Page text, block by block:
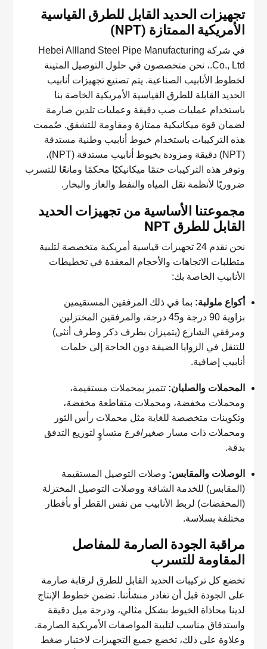
تجهيزات الحديد القابل للطرق القياسية
الأمريكية الممتازة (NPT)
في شركة Hebei Allland Steel Pipe Manufacturing
Co., Ltd.، نحن متخصصون في حلول التوصيل المتينة
لخطوط الأنابيب الصناعية. يتم تصنيع تجهيزات أنابيب
الحديد القابلة للطرق القياسية الأمريكية الخاصة بنا
باستخدام عمليات صب دقيقة وعمليات تلدين صارمة
لضمان قوة ميكانيكية ممتازة ومقاومة للتشقق. صُممت
هذه التركيبات باستخدام خيوط أنابيب وطنية مستدقة
(NPT) دقيقة ومزودة بخيوط أنابيب مستدقة (NPT)،
وتوفر هذه التركيبات ختمًا ميكانيكيًا محكمًا ومانعًا للتسرب
ضروريًا لأنظمة نقل المياه والنفط والغاز والبخار.
مجموعتنا الأساسية من تجهيزات الحديد
القابل للطرق NPT
نحن نقدم 24 تجهيزات قياسية أمريكية متخصصة لتلبية
متطلبات الاتجاهات والأحجام المعقدة في تخطيطات
الأنابيب الخاصة بك:
أكواع ملولبة: بما في ذلك المرفقين المستقيمين
بزاوية 90 درجة و45 درجة، والمرفقين المختزلين
ومرفقي الشارع (يتميزان بطرف ذكر وطرف أنثى)
للتنقل في الزوايا الضيقة دون الحاجة إلى حلمات
أنابيب إضافية.
المحملات والصلبان: تتميز بمحملات مستقيمة،
ومحملات مخفضة، ومحملات متقاطعة مخفضة،
وتكوينات متخصصة للغاية مثل محملات رأس الثور
ومحملات ذات مسار صغير/فرع متساوٍ لتوزيع التدفق
بدقة.
الوصلات والمقابس: وصلات التوصيل المستقيمة
(المقابس) للخدمة الشاقة ووصلات التوصيل المختزلة
(المخفضات) لربط الأنابيب من نفس القطر أو بأقطار
مختلفة بسلاسة.
مراقبة الجودة الصارمة للمفاصل
المقاومة للتسرب
تخضع كل تركيبات الحديد القابل للطرق لرقابة صارمة
على الجودة قبل أن تغادر منشأتنا. تضمن خطوط الإنتاج
لدينا محاذاة الخيوط بشكل مثالي، ودرجة ميل دقيقة
واستدقاق مناسب لتلبية المواصفات الأمريكية الصارمة.
وعلاوة على ذلك، تخضع جميع التجهيزات لاختبار ضغط